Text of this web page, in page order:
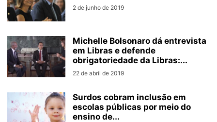
2 de junho de 2019
Michelle Bolsonaro dá entrevista
em Libras e defende
obrigatoriedade da Libras:...
22 de abril de 2019
Surdos cobram inclusão em
escolas públicas por meio do
ensino de...